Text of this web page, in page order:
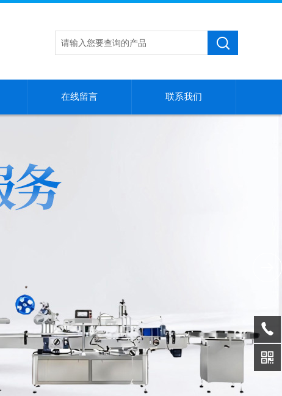
在线留言 联系我们